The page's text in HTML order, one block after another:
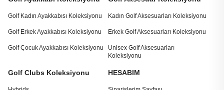
Golf Kadın Ayakkabısı Koleksiyonu
Golf Erkek Ayakkabısı Koleksiyonu
Golf Çocuk Ayakkabısı Koleksiyonu
Kadın Golf Aksesuarları Koleksiyonu
Erkek Golf Aksesuarları Koleksiyonu
Unisex Golf Aksesuarları
Koleksiyonu
Golf Clubs Koleksiyonu HESABIM